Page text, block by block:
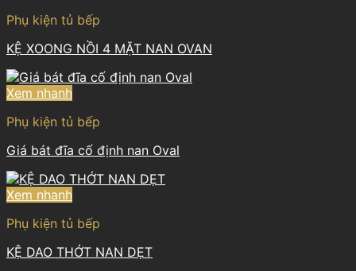
Phụ kiện tủ bếp
KỆ XOONG NỒI 4 MẶT NAN OVAN
Xem nhanh
Phụ kiện tủ bếp
Giá bát đĩa cố định nan Oval
Xem nhanh
Phụ kiện tủ bếp
KỆ DAO THỚT NAN DẸT